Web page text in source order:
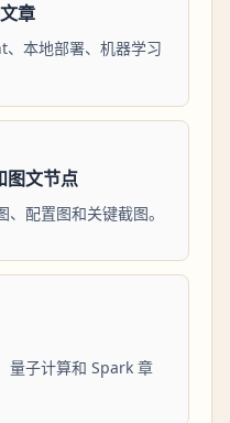
章
本地部署、机器学习
图文节点
、配置图和关键截图。
量子计算和 Spark 章